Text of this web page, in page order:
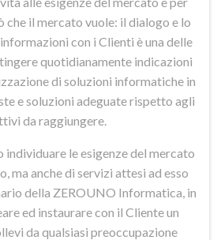
che il mercato vuole: il dialogo e lo
con i Clienti è una delle
quotidianamente indicazioni
di soluzioni informatiche in
e soluzioni adeguate rispetto agli
da raggiungere.
individuare le esigenze del mercato
ma anche di servizi attesi ad esso
della ZEROUNO Informatica, in
ed instaurare con il Cliente un
da qualsiasi preoccupazione